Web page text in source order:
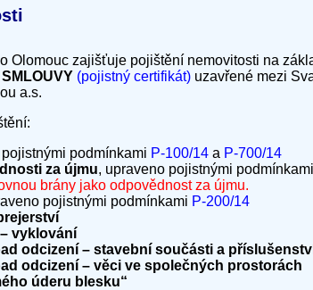
Olomouc zajišťuje pojištění nemovitosti na
(pojistný certifikát) uzavřené mezi
a.s.
podmínkami P-100/14 a P-700/14
za újmu, upraveno pojistnými podmínkami
brány jako odpovědnost za újmu.
pojistnými podmínkami P-200/14
vyklování
odcizení – stavební součásti a
odcizení – věci ve společných prostorách
úderu blesku“